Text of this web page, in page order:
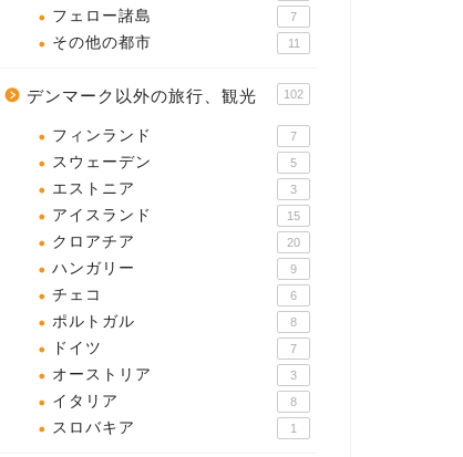
フェロー諸島 7
その他の都市 11
デンマーク以外の旅行、観光 102
フィンランド 7
スウェーデン 5
エストニア 3
アイスランド 15
クロアチア 20
ハンガリー 9
チェコ 6
ポルトガル 8
ドイツ 7
オーストリア 3
イタリア 8
スロバキア 1